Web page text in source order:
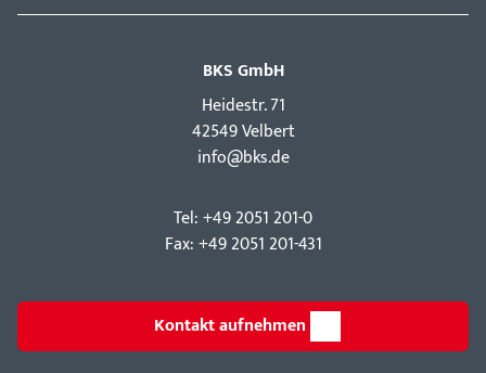
BKS GmbH
Hei­destr. 71
42549 Velbert
info@bks.de
Tel: +49 2051 201-0
Fax: +49 2051 201-431
Kontakt aufnehmen